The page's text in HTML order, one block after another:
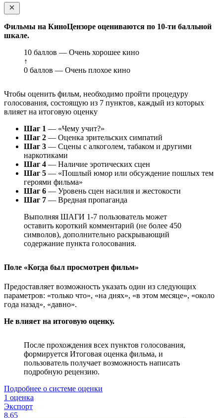
Фильмы на КиноЦензоре оцениваются по 10-ти балльной
шкале.
10 баллов — Очень хорошее кино
↑
0 баллов — Очень плохое кино
Чтобы оценить фильм, необходимо пройти процедуру
голосования, состоящую из 7 пунктов, каждый из которых
влияет на итоговую оценку
Шаг 1 — «Чему учит?»
Шаг 2 — Оценка зрительских симпатий
Шаг 3 — Сцены с алкоголем, табаком и другими
наркотиками
Шаг 4 — Наличие эротических сцен
Шаг 5 — «Пошлый юмор или обсуждение пошлых тем
героями фильма»
Шаг 6 — Уровень сцен насилия и жестокости
Шаг 7 — Вредная пропаганда
Выполняя ШАГИ 1-7 пользователь может
оставить короткий комментарий (не более 450
символов), дополнительно раскрывающий
содержание пункта голосования.
Поле «Когда был просмотрен фильм»
Предоставляет возможность указать один из следующих
параметров: «только что», «на днях», «в этом месяце», «около
года назад», «давно».
Не влияет на итоговую оценку.
После прохождения всех пунктов голосования,
формируется Итоговая оценка фильма, и
пользователь получает возможность написать
подробную рецензию.
Подробнее о системе оценки
1 оценка
Экспорт
8.65